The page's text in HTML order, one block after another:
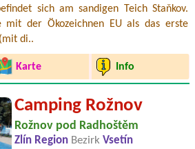
sich am sandigen Teich Staňkov.
mit der Ökozeichnen EU als das erste
di..
Karte Info
Camping Rožnov
Rožnov pod Radhoštěm
Zlín Region Bezirk Vsetín